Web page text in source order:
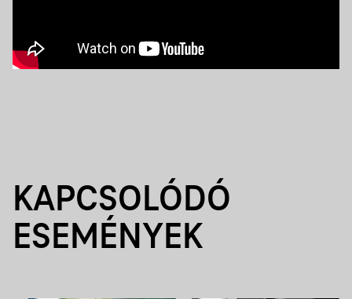
KAPCSOLÓDÓ
ESEMÉNYEK